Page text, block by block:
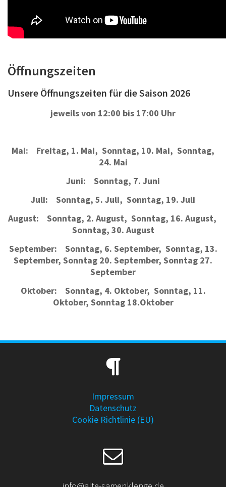
Öffnungszeiten
Unsere Öffnungszeiten für die Saison 2026
jeweils von 12:00 bis 17:00 Uhr
Mai: Freitag, 1. Mai, Sonntag, 10. Mai, Sonntag,
24. Mai
Juni: Sonntag, 7. Juni
Juli: Sonntag, 5. Juli, Sonntag, 19. Juli
August: Sonntag, 2. August, Sonntag, 16. August,
Sonntag, 30. August
September: Sonntag, 6. September, Sonntag, 13.
September, Sonntag 20. September, Sonntag 27.
September
Oktober: Sonntag, 4. Oktober, Sonntag, 11.
Oktober, Sonntag 18.Oktober
Impressum
Datenschutz
Cookie Richtlinie (EU)